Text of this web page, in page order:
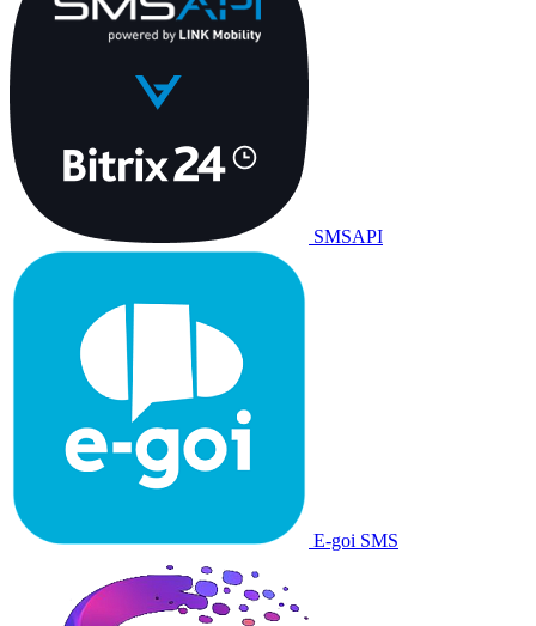
SMSAPI
E-goi SMS